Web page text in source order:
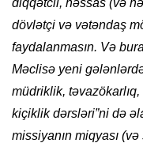
dövlətçi və vətəndaş
faydalanmasın. Və
Məclisə yeni
müdriklik,
kiçiklik dərsləri”ni də
missiyanın miqyası